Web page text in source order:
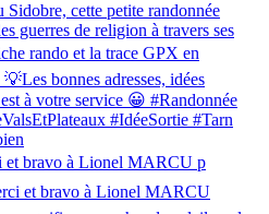
bravo à Lionel MARCU p